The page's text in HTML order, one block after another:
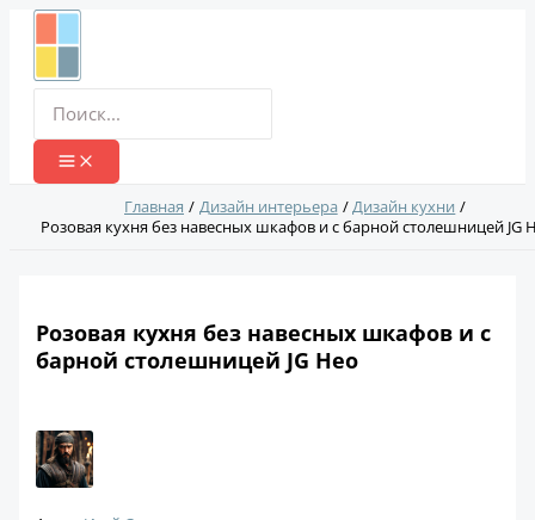
Перейти
Главная Дизайн интерьера
Дизайн кухни
Розовая кухня без навесных шкафов и с барной столешницей JG
Розовая кухня без навесных шкафов и с
барной столешницей JG Нео